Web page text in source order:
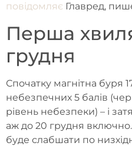
повідомляє Главред,
Перша
грудня
Спочатку магнітна буря
небезпечних 5 балів
рівень небезпеки) – і
аж до 20 грудня
буде слабшати по